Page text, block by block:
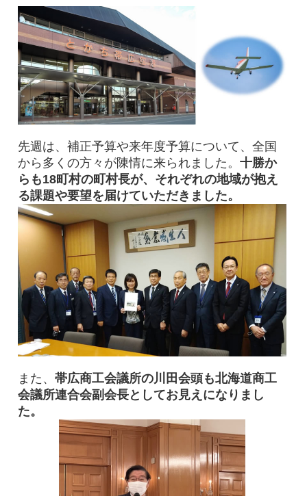
先週は、補正予算や来年度予算について、全国
から多くの方々が陳情に来られました。 十勝か
らも18町村の町村長が、それぞれの地域が抱え
る課題や要望を届けていただきました。
また、 帯広商工会議所の川田会頭も北海道商工
会議所連合会副会長としてお見えになりまし
た。